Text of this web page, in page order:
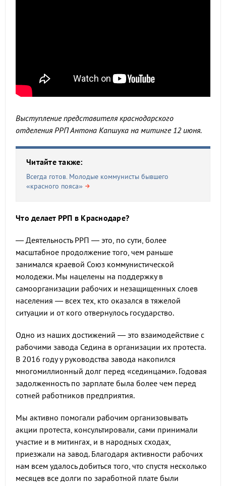
Выступление представителя краснодарского
отделения РРП Антона Капшука на митинге 12 июня.
Читайте также:
Всегда готов. Молодые коммунисты бывшего
«красного пояса»
Что делает РРП в Краснодаре?
— Деятельность РРП — это, по сути, более
масштабное продолжение того, чем раньше
занимался краевой Союз коммунистической
молодежи. Мы нацелены на поддержку в
самоорганизации рабочих и незащищенных слоев
населения — всех тех, кто оказался в тяжелой
ситуации и от кого отвернулось государство.
Одно из наших достижений — это взаимодействие с
рабочими завода Седина в организации их протеста.
В 2016 году у руководства завода накопился
многомиллионный долг перед «сединцами». Годовая
задолженность по зарплате была более чем перед
сотней работников предприятия.
Мы активно помогали рабочим организовывать
акции протеста, консультировали, сами принимали
участие и в митингах, и в народных сходах,
приезжали на завод. Благодаря активности рабочих
нам всем удалось добиться того, что спустя несколько
месяцев все долги по заработной плате были